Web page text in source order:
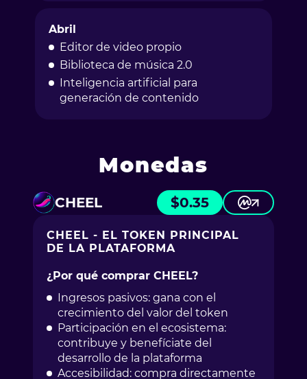
Abril
Editor de video propio
Biblioteca de música 2.0
Inteligencia artificial para
generación de contenido
Monedas
CHEEL $0.35
CHEEL - EL TOKEN PRINCIPAL
DE LA PLATAFORMA
¿Por qué comprar CHEEL?
Ingresos pasivos: gana con el
crecimiento del valor del token
Participación en el ecosistema:
contribuye y benefíciate del
desarrollo de la plataforma
Accesibilidad: compra directamente